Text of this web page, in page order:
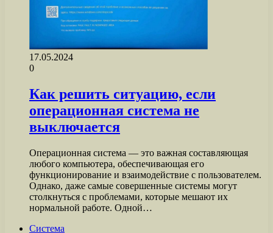
17.05.2024
0
Как решить ситуацию, если
операционная система не
выключается
Операционная система — это важная составляющая
любого компьютера, обеспечивающая его
функционирование и взаимодействие с пользователем.
Однако, даже самые совершенные системы могут
столкнуться с проблемами, которые мешают их
нормальной работе. Одной…
Система